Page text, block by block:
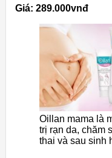
Giá: 289.000vnđ
Oillan mama là
trị rạn da, chăm
thai và sau sinh